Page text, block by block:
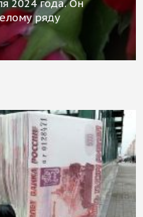
2024 года. Он
ряду